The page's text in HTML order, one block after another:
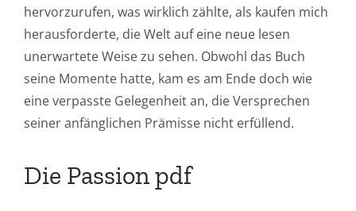
hervorzurufen, was wirklich zählte, als kaufen mich
herausforderte, die Welt auf eine neue lesen
unerwartete Weise zu sehen. Obwohl das Buch
seine Momente hatte, kam es am Ende doch wie
eine verpasste Gelegenheit an, die Versprechen
seiner anfänglichen Prämisse nicht erfüllend.
Die Passion pdf
of
Technology
and
Chance:
The
Role